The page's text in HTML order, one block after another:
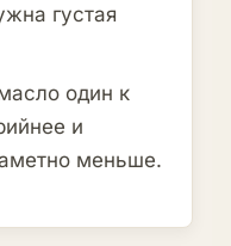
густая
один к
и
меньше.